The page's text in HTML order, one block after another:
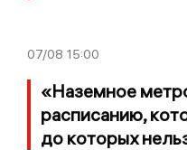
07/08 15:00
«Наземное
расписанию,
до которых